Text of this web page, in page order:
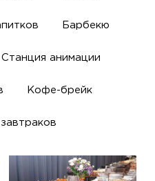
Барбекю
Станция анимации
Кофе-брейк